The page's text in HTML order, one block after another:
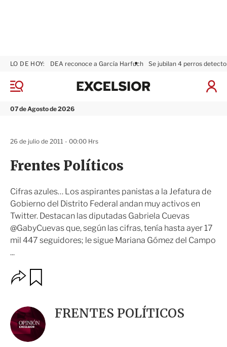
M
n
07 de Agosto de 2026
LO DE HOY: DEA reconoce a García Harfuch Se jubilan 4 perros
I
x
Frentes Políticos
Cifras azules… Los aspirantes panistas a la Jefatura de
Gobierno del Distrito Federal andan muy activos en
Twitter. Destacan las diputadas Gabriela Cuevas
@GabyCuevas que, según las cifras, tenía hasta ayer 17
mil 447 seguidores; le sigue Mariana Gómez del Campo
...
26 de julio de 2011 - 00:00 Hrs
O
p
o
n
e
s
a
r
FRENTES POLÍTICOS